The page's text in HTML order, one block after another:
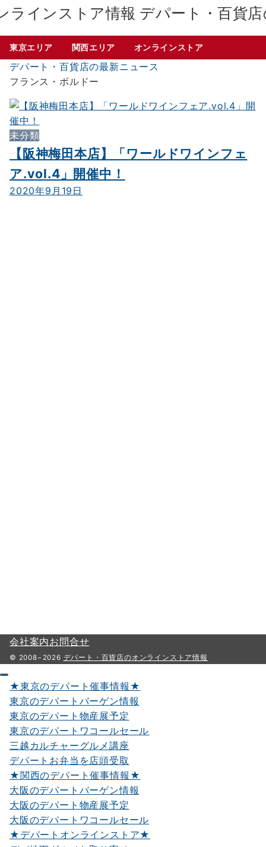
デパート・百貨
東京エリア 関西エリア オンラインストア
デパート・百貨店の最新ニュース
フランス・ボルドー
未分類
【阪神梅田本店】「ワールドワインフェ
ア.vol.4」開催中！
2020年9月19日
会社案内お問合せ
© 2008−2026 デパート・百貨店のオンラインストア情報
★東京のデパート催事情報★
東京のデパートバーゲン情報
東京のデパート物産展予定
東京のデパートワコールセール
三越カルチャーグルメ講座
デパートお弁当を店頭受取
★関西のデパート催事情報★
大阪のデパートバーゲン情報
大阪のデパート物産展予定
大阪のデパートワコールセール
★デパートオンラインストア★